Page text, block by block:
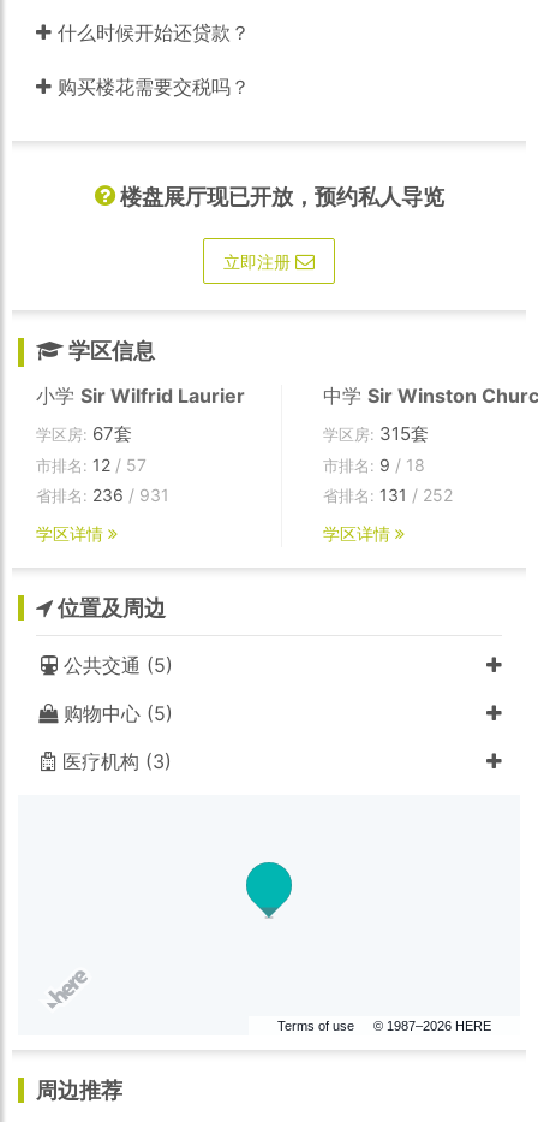
什么时候开始还贷款？
购买楼花需要交税吗？
楼盘展厅现已开放，预约私人导览
立即注册
学区信息
小学 Sir Wilfrid Laurier
学区房: 67套
市排名: 12 / 57
省排名: 236 / 931
学区详情
中学 Sir Winston
学区房: 315套
市排名: 9 / 18
省排名: 131 / 252
学区详情
位置及周边
公共交通 (5)
购物中心 (5)
医疗机构 (3)
Terms of use © 1987–2026 HERE
周边推荐